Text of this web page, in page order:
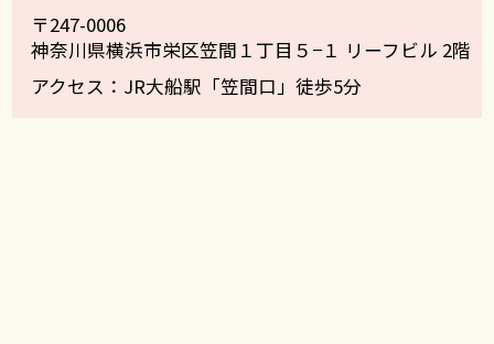
〒247-0006
神奈川県横浜市栄区笠間１丁目５−１ リーフビル 2階
アクセス：JR大船駅「笠間口」徒歩5分